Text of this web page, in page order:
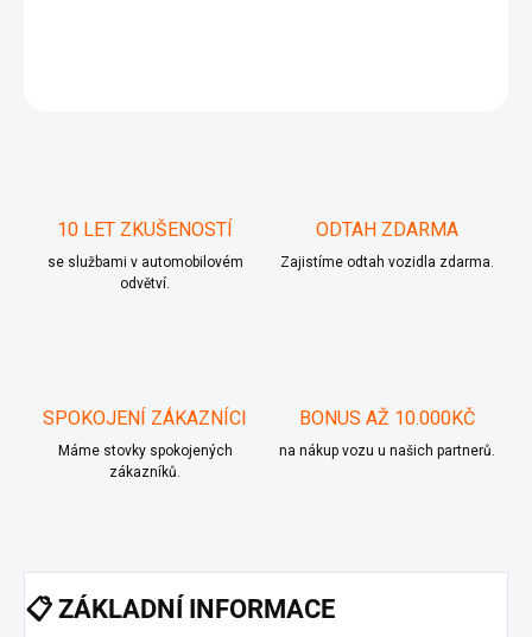
10 LET ZKUŠENOSTÍ
se službami v automobilovém
odvětví.
ODTAH ZDARMA
Zajistíme odtah vozidla zdarma.
SPOKOJENÍ ZÁKAZNÍCI
Máme stovky spokojených
zákazníků.
BONUS AŽ 10.000KČ
na nákup vozu u našich partnerů.
📋 ZÁKLADNÍ INFORMACE